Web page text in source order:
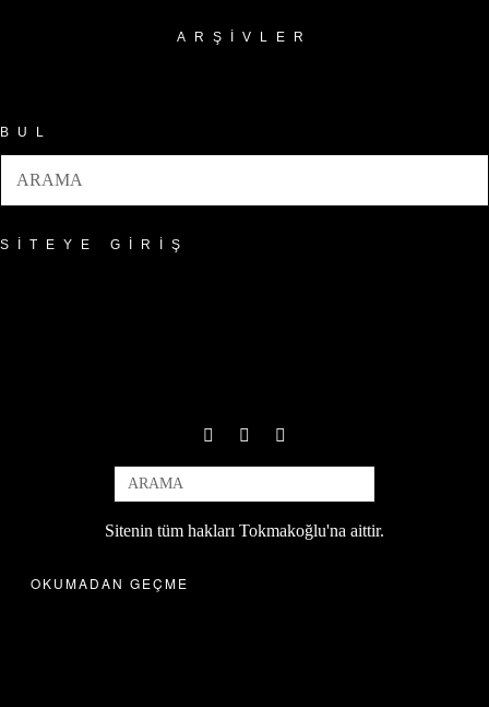
ARŞIVLER
BUL
SITEYE GIRIŞ
Sitenin tüm hakları Tokmakoğlu'na aittir.
OKUMADAN GEÇME